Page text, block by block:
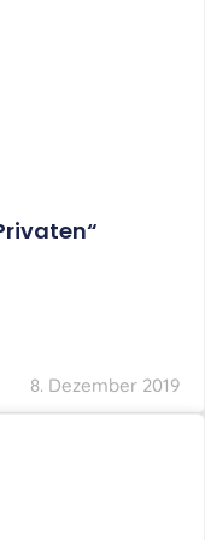
8. Dezember 2019